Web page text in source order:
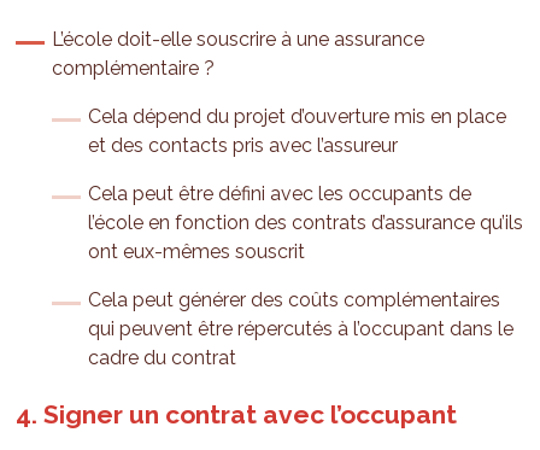
L’école doit-elle souscrire à une assurance
complémentaire ?
Cela dépend du projet d’ouverture mis en place
et des contacts pris avec l’assureur
Cela peut être défini avec les occupants de
l’école en fonction des contrats d’assurance qu’ils
ont eux-mêmes souscrit
Cela peut générer des coûts complémentaires
qui peuvent être répercutés à l’occupant dans le
cadre du contrat
4. Signer un contrat avec l’occupant